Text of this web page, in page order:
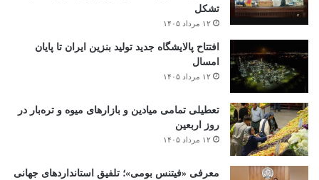
تشکل
۱۲ مرداد ۱۴۰۵
افتتاح ‌پالایشگاه جدید تولید بنزین ایران تا پایان
امسال
۱۲ مرداد ۱۴۰۵
تعطیلی تمامی میادین و بازارهای میوه و تره‌بار در
روز اربعین
۱۲ مرداد ۱۴۰۵
معرفی «فیتنس بومی»؛ تلفیق استانداردهای جهانی